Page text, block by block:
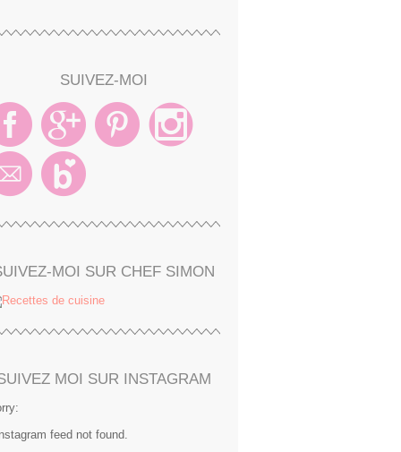
SUIVEZ-MOI
MOI SUR CHEF SIMON
MOI SUR INSTAGRAM
feed not found.